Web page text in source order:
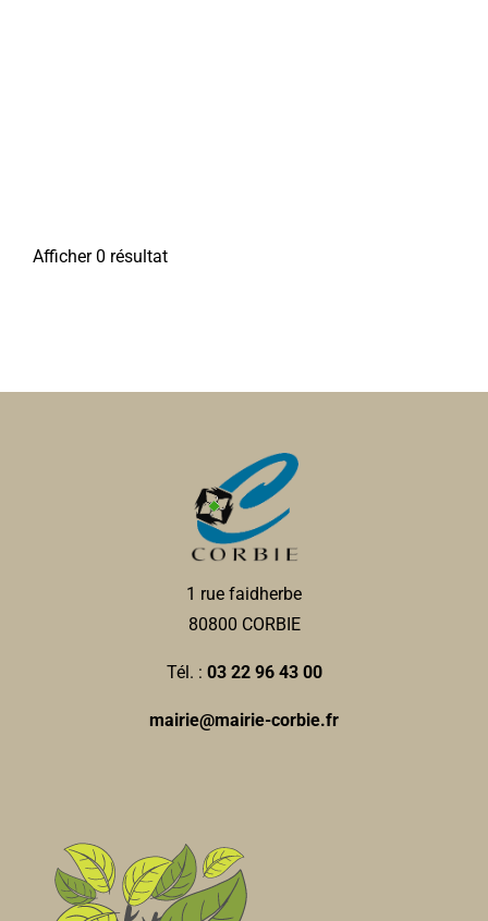
Afficher 0 résultat
1 rue faidherbe
80800 CORBIE
Tél. : 03 22 96 43 00
mairie@mairie-corbie.fr